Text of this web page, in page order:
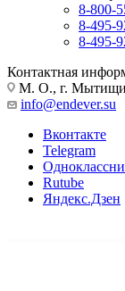
8-800-
8-495-
8-495-
Контактная
М. О., г. Мытищи,
info@endever.su
Вконтакте
Telegram
Rutube
Яндекс.Дзен